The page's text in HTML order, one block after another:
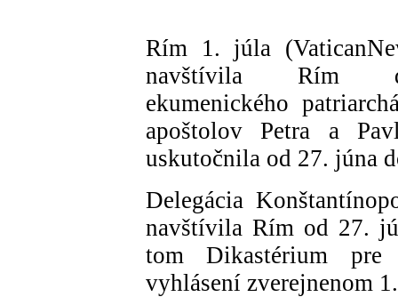
Rím 1. júla
navštívila Rím
ekumenického
apoštolov Petra a
uskutočnila od 27. júna
Delegácia
navštívila Rím od 27.
tom Dikastérium
vyhlásení zverejnenom